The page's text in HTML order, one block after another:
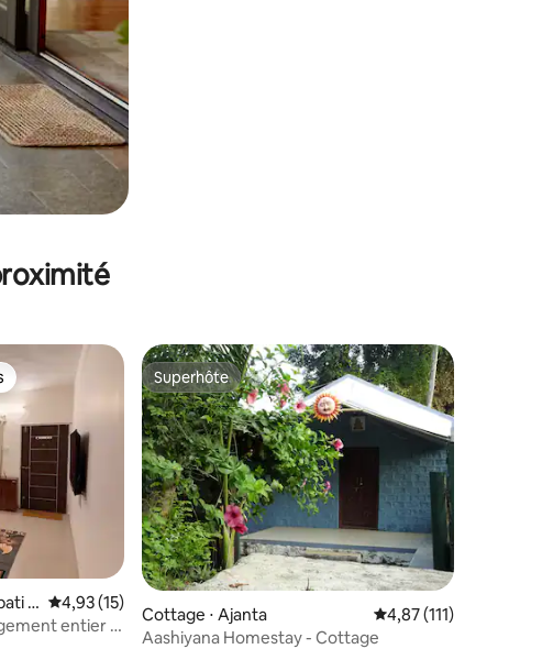
S
Évaluation moyenne sur la base de 15 commentaires : 4,93 sur 5
4,93 (15)
entier |
Superhôte
Superhôte
Cottage ⋅ Ajanta Évaluation moyenne
4,87 (111)
Aashiyana Homestay - Cottage